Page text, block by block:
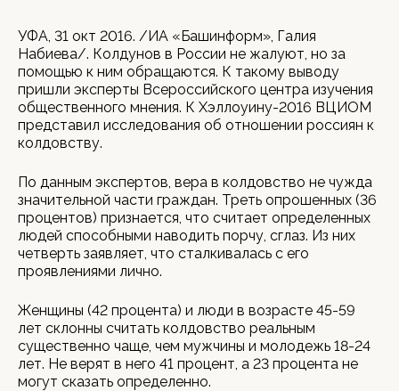
УФА, 31 окт 2016. /ИА «Башинформ», Галия
Набиева/. Колдунов в России не жалуют, но за
помощью к ним обращаются. К такому выводу
пришли эксперты Всероссийского центра изучения
общественного мнения. К Хэллоуину-2016 ВЦИОМ
представил исследования об отношении россиян к
колдовству.
По данным экспертов, вера в колдовство не чужда
значительной части граждан. Треть опрошенных (36
процентов) признается, что считает определенных
людей способными наводить порчу, сглаз. Из них
четверть заявляет, что сталкивалась с его
проявлениями лично.
Женщины (42 процента) и люди в возрасте 45-59
лет склонны считать колдовство реальным
существенно чаще, чем мужчины и молодежь 18-24
лет. Не верят в него 41 процент, а 23 процента не
могут сказать определенно.